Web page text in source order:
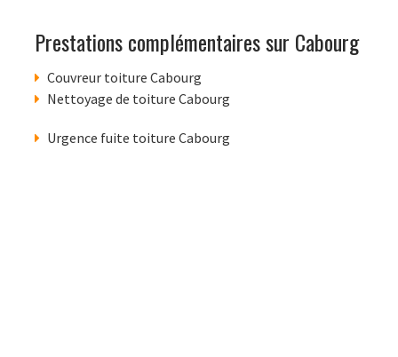
Prestations complémentaires sur Cabourg
Couvreur toiture Cabourg
Nettoyage de toiture Cabourg
Urgence fuite toiture Cabourg